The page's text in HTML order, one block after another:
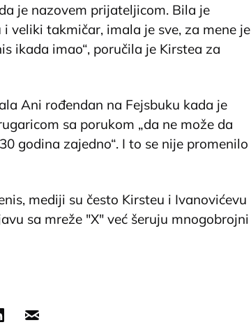
je nazovem prijateljicom. Bila je
veliki takmičar, imala je sve, za mene je
ikada imao“, poručila je Kirstea za
Ani rođendan na Fejsbuku kada je
sa porukom „da ne može da
godina zajedno“. I to se nije promenilo
mediji su često Kirsteu i Ivanovićevu
sa mreže "X" već šeruju mnogobrojni